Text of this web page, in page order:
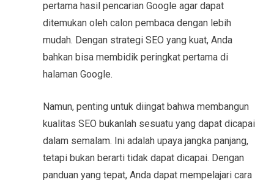
pertama hasil pencarian Google agar dapat
ditemukan oleh calon pembaca dengan lebih
mudah. Dengan strategi SEO yang kuat, Anda
bahkan bisa membidik peringkat pertama di
halaman Google.
Namun, penting untuk diingat bahwa membangun
kualitas SEO bukanlah sesuatu yang dapat dicapai
dalam semalam. Ini adalah upaya jangka panjang,
tetapi bukan berarti tidak dapat dicapai. Dengan
panduan yang tepat, Anda dapat mempelajari cara